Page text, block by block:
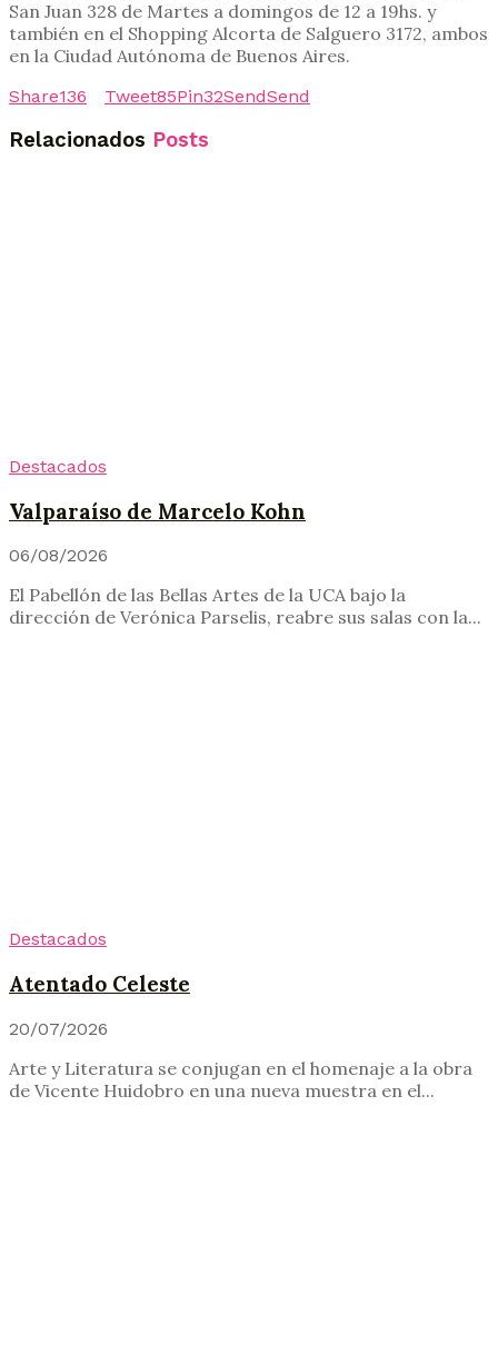
San Juan 328 de Martes a domingos de 12 a 19hs. y
también en el Shopping Alcorta de Salguero 3172, ambos
en la Ciudad Autónoma de Buenos Aires.
Share136 Tweet85Pin32SendSend
Relacionados Posts
Destacados
Valparaíso de Marcelo Kohn
06/08/2026
El Pabellón de las Bellas Artes de la UCA bajo la
dirección de Verónica Parselis, reabre sus salas con la...
Destacados
Atentado Celeste
20/07/2026
Arte y Literatura se conjugan en el homenaje a la obra
de Vicente Huidobro en una nueva muestra en el...